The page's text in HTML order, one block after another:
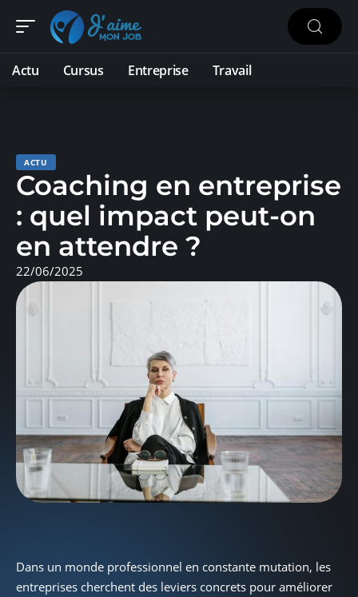
Actu Cursus Entreprise Travail
ACTU
Coaching en entreprise
: quel impact peut-on
en attendre ?
22/06/2025
Dans un monde professionnel en constante mutation, les
entreprises cherchent des leviers concrets pour améliorer